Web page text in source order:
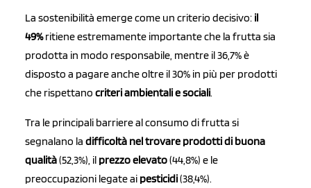
La sostenibilità emerge come un criterio decisivo: il
49%ritiene estremamente importante che la frutta sia
prodotta in modo responsabile, mentre il 36,7% è
disposto a pagare anche oltre il 30% in più per prodotti
che rispettano criteri ambientali e sociali.
Tra le principali barriere al consumo di frutta si
segnalano la difficoltà nel trovare prodotti di buona
qualità(52,3%), il prezzo elevato(44,8%) e le
preoccupazioni legate ai pesticidi(38,4%).